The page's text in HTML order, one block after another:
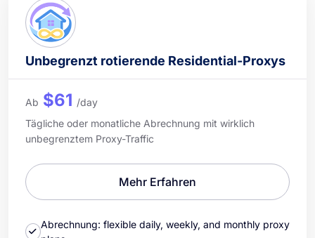
Unbegrenzt rotierende Residential-Proxys
Ab $61 /day
Tägliche oder monatliche Abrechnung mit wirklich
unbegrenztem Proxy-Traffic
Mehr Erfahren
Abrechnung: flexible daily, weekly, and monthly proxy